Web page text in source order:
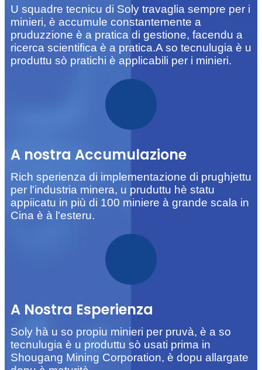
U squadre tecnicu di Soly travaglia sempre per i
minieri, è accumule constantemente a
pruduzzione è a pratica di gestione, facendu a
ricerca scientifica è a pratica.A so tecnulugia è u
produttu sò pratichi è applicabili per i minieri.
A nostra Accumulazione
Rich sperienza di implementazione di prughjettu
per l'industria minera, u pruduttu hè statu
appiicatu in più di 100 miniere à grande scala in
Cina è à l'esteru.
A Nostra Esperienza
Soly hà u so propiu minieri per pruvà, è a so
tecnulugia è u produttu sò usati prima in
Shougang Mining Corporation, è dopu allargate